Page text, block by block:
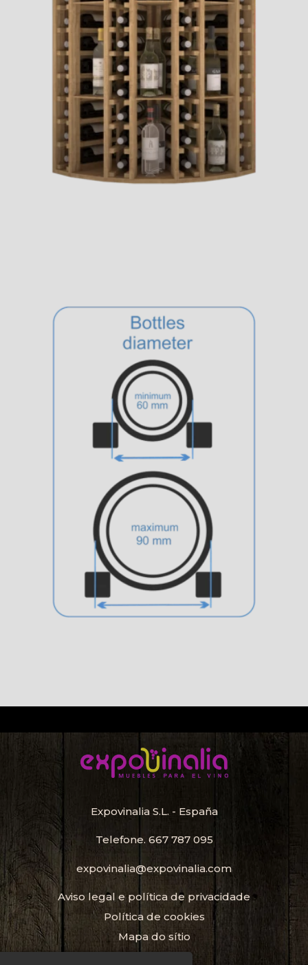
Expovinalia S.L. - España
Telefone. 667 787 095
expovinalia@expovinalia.com
Aviso legal e política de privacidade
Política de cookies
Mapa do sítio